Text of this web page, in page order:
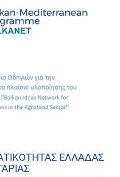
ΕΛΛΑΔΑΣ